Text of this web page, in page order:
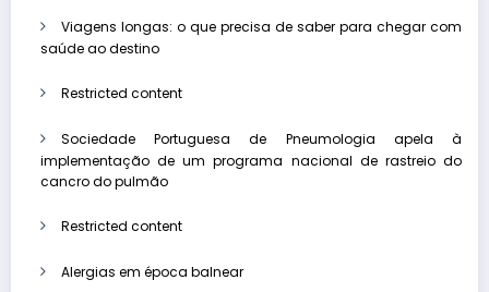
Viagens longas: o que precisa de saber para chegar com
saúde ao destino
Restricted content
Sociedade Portuguesa de Pneumologia apela à
implementação de um programa nacional de rastreio do
cancro do pulmão
Restricted content
Alergias em época balnear